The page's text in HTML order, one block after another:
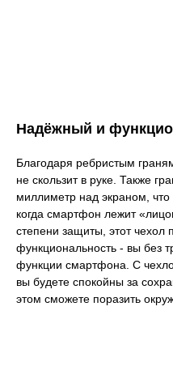
Надёжный и
Благодаря ребристым
не скользит в руке. Также
миллиметр над экраном, что
когда смартфон лежит
степени защиты, этот чехол
функциональность - вы без
функции смартфона. С
вы будете спокойны за
этом сможете поразить